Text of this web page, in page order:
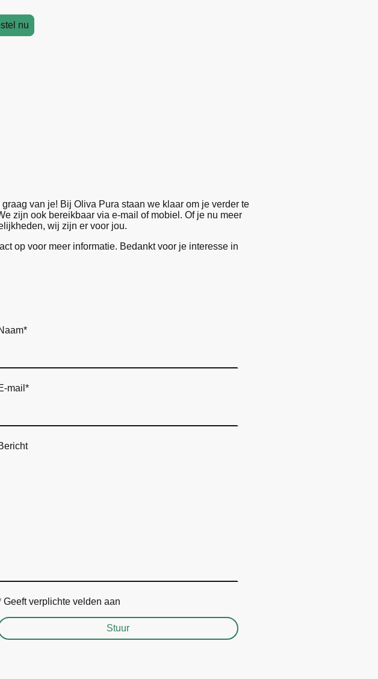
nu
van je! Bij Oliva Pura staan we klaar om je verder te
zijn ook bereikbaar via e-mail of mobiel. Of je nu meer
wij zijn er voor jou.
op voor meer informatie. Bedankt voor je interesse in
*
mail *
Geeft verplichte velden aan
Stuur